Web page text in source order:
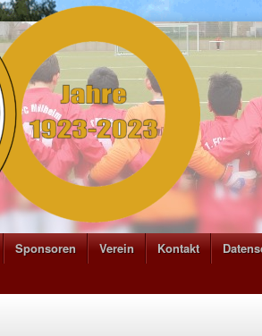
Sponsoren Verein Kontakt